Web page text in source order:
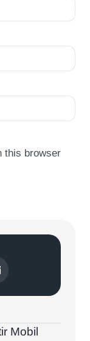
this browser
Mobil